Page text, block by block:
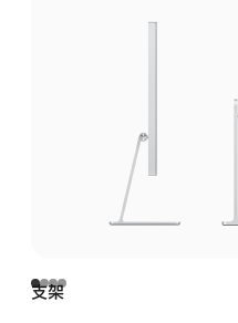
支架